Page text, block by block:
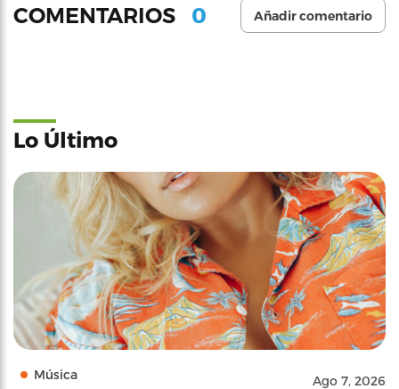
COMENTARIOS 0 Añadir comentario
Lo Último
Música Ago 7, 2026